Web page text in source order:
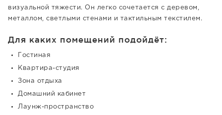
визуальной тяжести. Он легко сочетается с деревом,
металлом, светлыми стенами и тактильным текстилем.
Для каких помещений подойдёт:
Гостиная
Квартира-студия
Зона отдыха
Домашний кабинет
Лаунж-пространство